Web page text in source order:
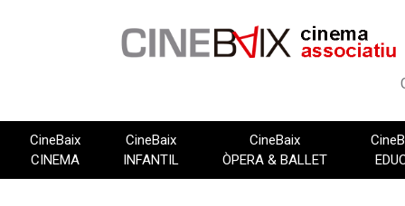
CineBaix
CINEMA
CineBaix
INFANTIL
CineBaix
ÒPERA & BALLET